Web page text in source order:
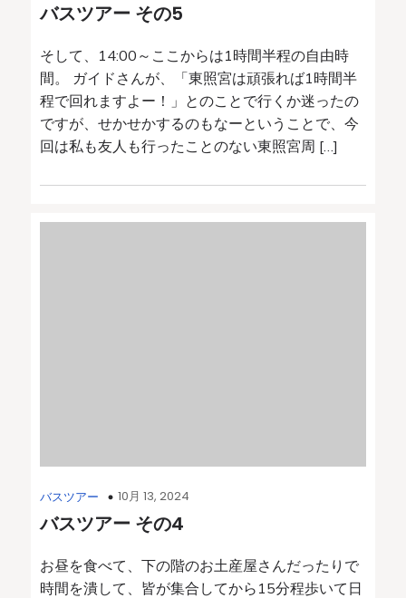
バスツアー その5
そして、14:00～ここからは1時間半程の自由時
間。 ガイドさんが、「東照宮は頑張れば1時間半
程で回れますよー！」とのことで行くか迷ったの
ですが、せかせかするのもなーということで、今
回は私も友人も行ったことのない東照宮周 […]
バスツアー 10月 13, 2024
バスツアー その4
お昼を食べて、下の階のお土産屋さんだったりで
時間を潰して、皆が集合してから15分程歩いて日